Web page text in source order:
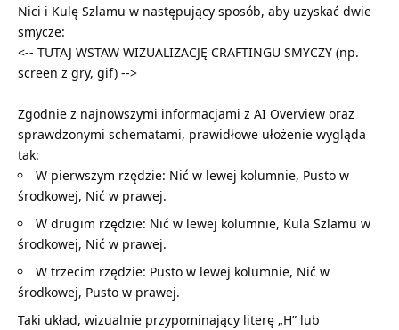
Nici i Kulę Szlamu w następujący sposób, aby uzyskać dwie
smycze:
<-- TUTAJ WSTAW WIZUALIZACJĘ CRAFTINGU SMYCZY (np.
screen z gry, gif) -->
Zgodnie z najnowszymi informacjami z AI Overview oraz
sprawdzonymi schematami, prawidłowe ułożenie wygląda
tak:
W pierwszym rzędzie: Nić w lewej kolumnie, Pusto w
środkowej, Nić w prawej.
W drugim rzędzie: Nić w lewej kolumnie, Kula Szlamu w
środkowej, Nić w prawej.
W trzecim rzędzie: Pusto w lewej kolumnie, Nić w
środkowej, Pusto w prawej.
Taki układ, wizualnie przypominający literę „H” lub